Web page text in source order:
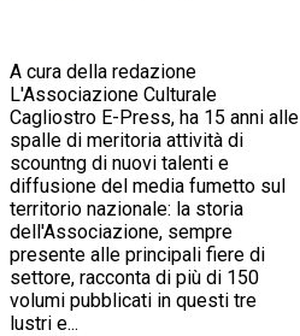
A cura della redazione
L'Associazione Culturale
Cagliostro E-Press, ha 15 anni alle
spalle di meritoria attività di
scountng di nuovi talenti e
diffusione del media fumetto sul
territorio nazionale: la storia
dell'Associazione, sempre
presente alle principali fiere di
settore, racconta di più di 150
volumi pubblicati in questi tre
lustri e...